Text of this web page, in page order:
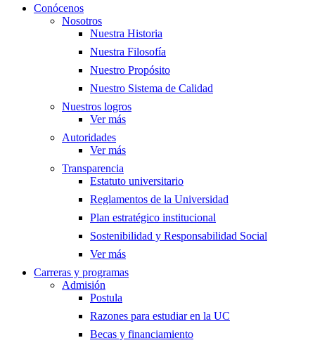
Conócenos
Nosotros
Nuestra Historia
Nuestra Filosofía
Nuestro Propósito
Nuestro Sistema de Calidad
Nuestros logros
Ver más
Autoridades
Ver más
Transparencia
Estatuto universitario
Reglamentos de la Universidad
Plan estratégico institucional
Sostenibilidad y Responsabilidad Social
Ver más
Carreras y programas
Admisión
Postula
Razones para estudiar en la UC
Becas y financiamiento